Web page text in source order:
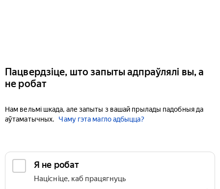
Пацвердзіце, што запыты адпраўлялі вы, а
не робат
Нам вельмі шкада, але запыты з вашай прылады падобныя да
аўтаматычных.
Чаму гэта магло адбыцца?
Я не робат
Націсніце, каб працягнуць